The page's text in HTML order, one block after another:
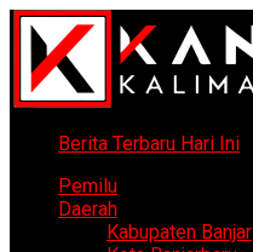
Berita Terbaru Hari Ini
Pemilu
Daerah
Kabupaten Banjar